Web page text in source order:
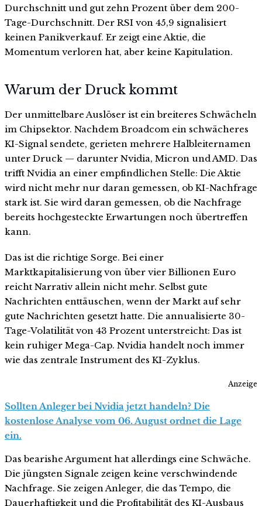
Durchschnitt und gut zehn Prozent über dem 200-
Tage-Durchschnitt. Der RSI von 45,9 signalisiert
keinen Panikverkauf. Er zeigt eine Aktie, die
Momentum verloren hat, aber keine Kapitulation.
Warum der Druck kommt
Der unmittelbare Auslöser ist ein breiteres Schwächeln
im Chipsektor. Nachdem Broadcom ein schwächeres
KI-Signal sendete, gerieten mehrere Halbleiternamen
unter Druck — darunter Nvidia, Micron und AMD. Das
trifft Nvidia an einer empfindlichen Stelle: Die Aktie
wird nicht mehr nur daran gemessen, ob KI-Nachfrage
stark ist. Sie wird daran gemessen, ob die Nachfrage
bereits hochgesteckte Erwartungen noch übertreffen
kann.
Das ist die richtige Sorge. Bei einer
Marktkapitalisierung von über vier Billionen Euro
reicht Narrativ allein nicht mehr. Selbst gute
Nachrichten enttäuschen, wenn der Markt auf sehr
gute Nachrichten gesetzt hatte. Die annualisierte 30-
Tage-Volatilität von 43 Prozent unterstreicht: Das ist
kein ruhiger Mega-Cap. Nvidia handelt noch immer
wie das zentrale Instrument des KI-Zyklus.
Anzeige
Sollten Anleger bei Nvidia jetzt handeln? Die
kostenlose Analyse vom 06. August ordnet die Lage
ein.
Das bearishe Argument hat allerdings eine Schwäche.
Die jüngsten Signale zeigen keine verschwindende
Nachfrage. Sie zeigen Anleger, die das Tempo, die
Dauerhaftigkeit und die Profitabilität des KI-Ausbaus